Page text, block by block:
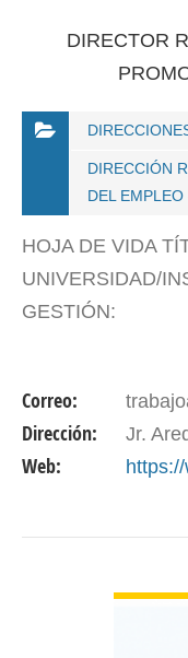
DIRECTOR
DIRECCIÓN
DEL
HOJA DE VIDA
UNIVERSIDAD/
GESTIÓN:
Correo:
Dirección: Jr.
Web: